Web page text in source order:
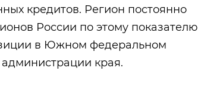
кредитов. Регион постоянно
России по этому показателю
в Южном федеральном
края.